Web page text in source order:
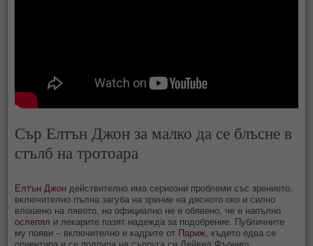
Сър Елтън Джон за малко да се блъсне в
стълб на тротоара
Елтън Джон действително има сериозни проблеми със зрението,
включително пълна загуба на зрение на дясното око и силно
влошено на лявото, но официално не е обявено, че е напълно
ослепял и лекарите пазят надежда за подобрение. Публичните
му появи – включително и кадрите от Париж, където едва се